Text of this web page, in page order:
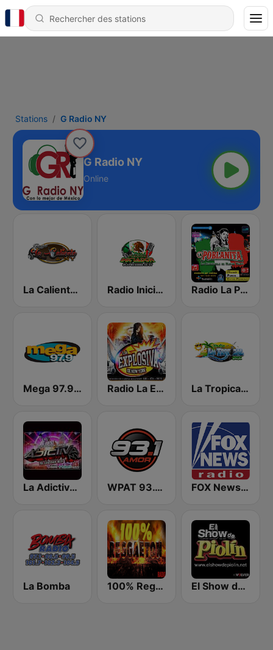
Stations G Radio NY
G Radio NY
Online
La Caliente de NY Radio Iniciador Radio La Poblanita
Mega 97.9 FM Radio La Explosiva de New York La Tropical MX
La Adictiva NY WPAT 93.1 Amor FM FOX News Radio
La Bomba 100% Reggaeton Radio El Show de Piolín